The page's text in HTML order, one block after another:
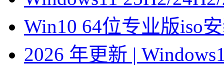
Win10 64位专业版iso
2026 年更新 |